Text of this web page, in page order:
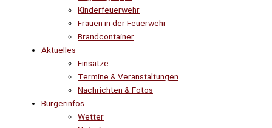
Kinderfeuerwehr
Frauen in der Feuerwehr
Brandcontainer
Aktuelles
Einsätze
Termine & Veranstaltungen
Nachrichten & Fotos
Bürgerinfos
Wetter